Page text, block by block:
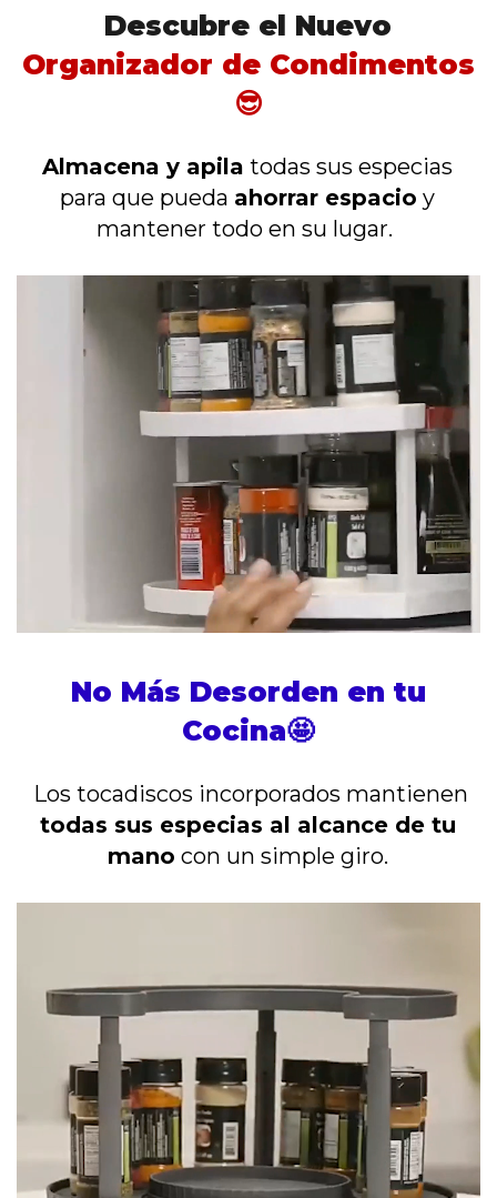
Descubre el Nuevo
Organizador de Condimentos
😎
Almacena y apila todas sus especias
para que pueda ahorrar espacio y
mantener todo en su lugar.
No Más Desorden en tu
Cocina🤩
Los tocadiscos incorporados mantienen
todas sus especias al alcance de tu
mano con un simple giro.